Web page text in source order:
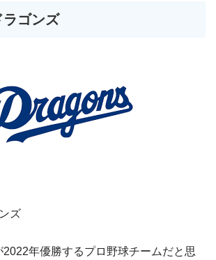
ゴンズ
ズ
年優勝するプロ野球チームだと思